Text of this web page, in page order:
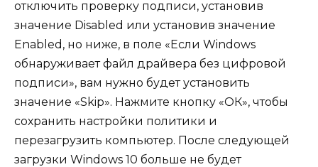
отключить проверку подписи, установив
значение Disabled или установив значение
Enabled, но ниже, в поле «Если Windows
обнаруживает файл драйвера без цифровой
подписи», вам нужно будет установить
значение «Skip». Нажмите кнопку «ОК», чтобы
сохранить настройки политики и
перезагрузить компьютер. После следующей
загрузки Windows 10 больше не будет